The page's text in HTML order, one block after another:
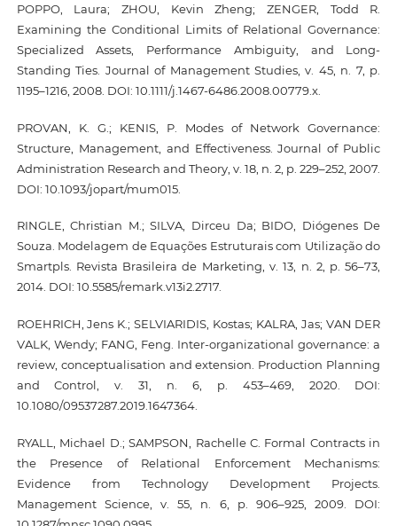
POPPO, Laura; ZHOU, Kevin Zheng; ZENGER, Todd R.
Examining the Conditional Limits of Relational Governance:
Specialized Assets, Performance Ambiguity, and Long-
Standing Ties. Journal of Management Studies, v. 45, n. 7, p.
1195–1216, 2008. DOI: 10.1111/j.1467-6486.2008.00779.x.
PROVAN, K. G.; KENIS, P. Modes of Network Governance:
Structure, Management, and Effectiveness. Journal of Public
Administration Research and Theory, v. 18, n. 2, p. 229–252, 2007.
DOI: 10.1093/jopart/mum015.
RINGLE, Christian M.; SILVA, Dirceu Da; BIDO, Diógenes De
Souza. Modelagem de Equações Estruturais com Utilização do
Smartpls. Revista Brasileira de Marketing, v. 13, n. 2, p. 56–73,
2014. DOI: 10.5585/remark.v13i2.2717.
ROEHRICH, Jens K.; SELVIARIDIS, Kostas; KALRA, Jas; VAN DER
VALK, Wendy; FANG, Feng. Inter-organizational governance: a
review, conceptualisation and extension. Production Planning
and Control, v. 31, n. 6, p. 453–469, 2020. DOI:
10.1080/09537287.2019.1647364.
RYALL, Michael D.; SAMPSON, Rachelle C. Formal Contracts in
the Presence of Relational Enforcement Mechanisms:
Evidence from Technology Development Projects.
Management Science, v. 55, n. 6, p. 906–925, 2009. DOI: